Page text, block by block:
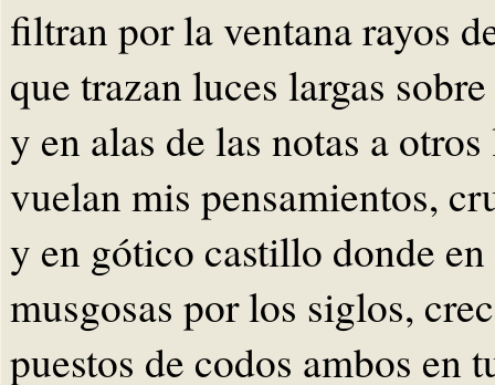
filtran por la ventana rayos
que trazan luces largas
y en alas de las notas a
vuelan mis pensamientos,
y en gótico castillo donde
musgosas por los siglos,
puestos de codos ambos en